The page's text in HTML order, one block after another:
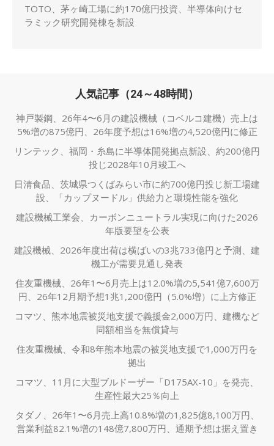
TOTO、茅ヶ崎工場に約170億円投資、半導体向けセ
ラミック研究開発棟を新設
人気記事（24～48時間）
神戸製鋼、26年4〜6月の建設機械（コベルコ建機）売上は
5%増の875億円、26年度予想は16%増の4,520億円に修正
リンテック、福岡・糸島に半導体開発拠点新設、約200億円
投じ2028年10月竣工へ
日清食品、茨城県つくばみらい市に約700億円投じ新工場建
設、「カップヌードル」供給力と環境性能を強化
建設機械工業会、カーボンニュートラル実現に向けた2026
年版要望を公表
建設機械、2026年度出荷は横ばいの3兆733億円と予測、建
機工が需要見通し発表
住友重機械、26年1〜6月売上は12.0%増の5,541億7,600万
円、26年12月期予想1兆1,200億円（5.0%増）に上方修正
コマツ、熊本地震被災地支援で義援金2,000万円、建機など
同額相当を無償貸与
住友重機械、令和8年熊本地震の被災地支援で1,000万円を
拠出
コマツ、11月に大型ブルドーザー「D175AX-10」を発売、
生産性最大25％向上
タダノ、26年1〜6月売上高10.8%増の1,825億8,100万円、
営業利益82.1%増の148億7,800万円、通期予想は据え置き